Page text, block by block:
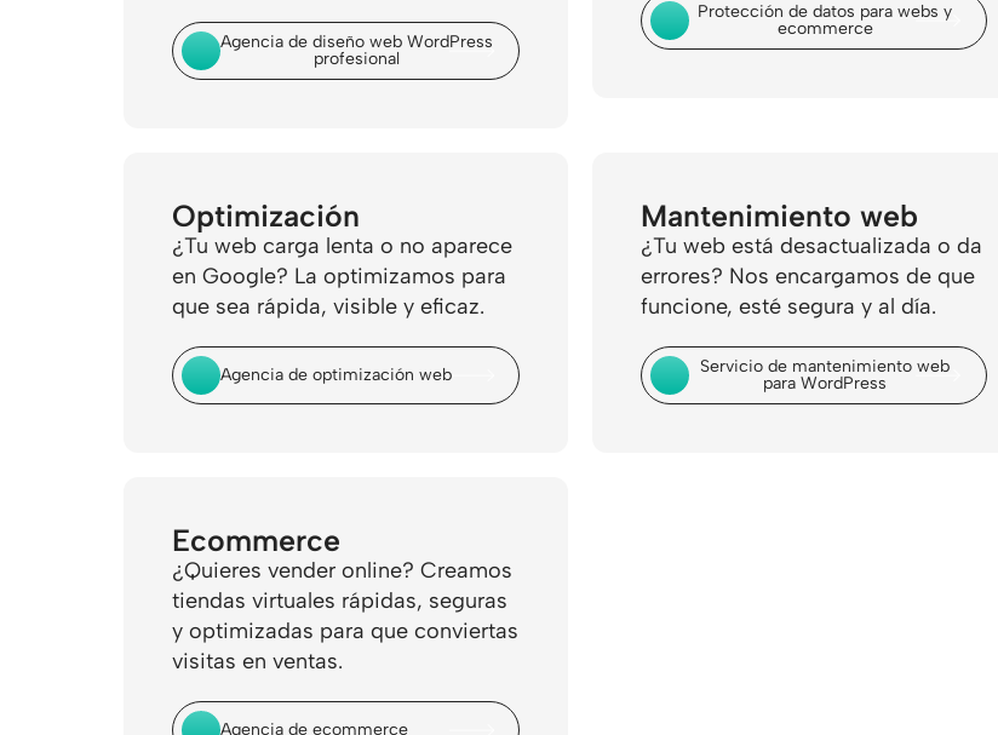
Agencia de diseño web WordPress
profesional
Protección de datos para webs y
ecommerce
Optimización
¿Tu web carga lenta o no aparece
en Google? La optimizamos para
que sea rápida, visible y eficaz.
Agencia de optimización web
Mantenimiento web
¿Tu web está desactualizada o da
errores? Nos encargamos de que
funcione, esté segura y al día.
Servicio de mantenimiento web
para WordPress
Ecommerce
¿Quieres vender online? Creamos
tiendas virtuales rápidas, seguras
y optimizadas para que conviertas
visitas en ventas.
Agencia de ecommerce